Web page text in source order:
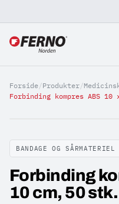
Jump to
Forside/Produkter/
BANDAGE OG SÅRMATERIEL
Forbinding
10 cm, 50 stk.